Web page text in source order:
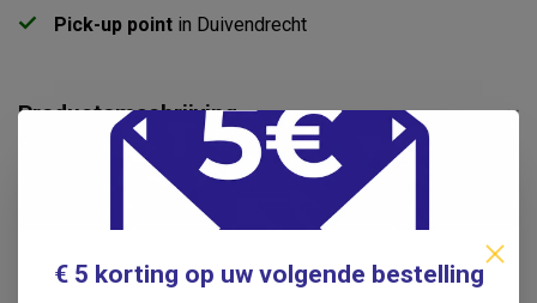
Pick-up point in Duivendrecht
Productomschrijving
Specificaties
€ 5 korting op uw volgende bestelling